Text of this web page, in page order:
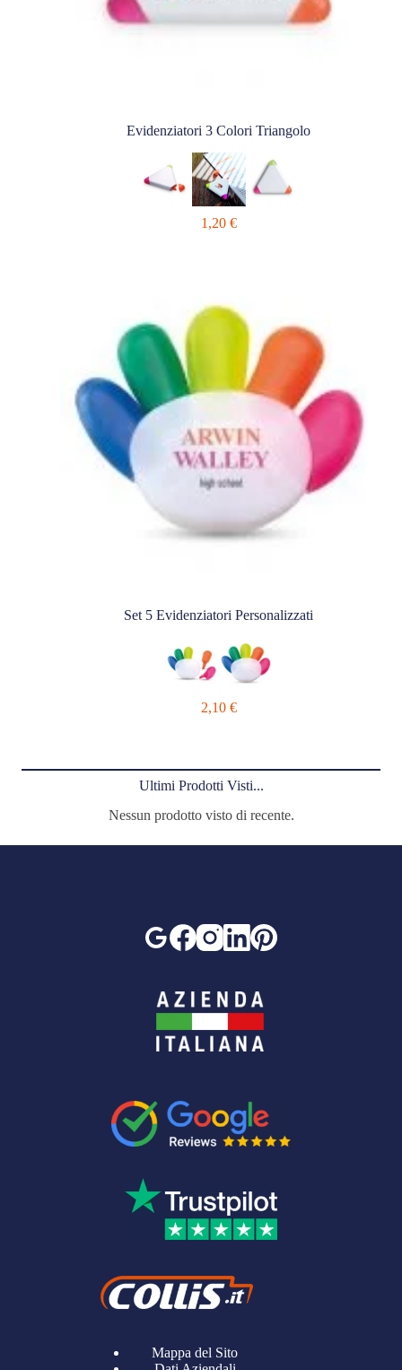
Evidenziatori 3 Colori Triangolo
1,20 €
Set 5 Evidenziatori Personalizzati
2,10 €
Ultimi Prodotti Visti...
Nessun prodotto visto di recente.
Mappa del Sito